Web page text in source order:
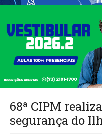
68ª CIPM
segurança do